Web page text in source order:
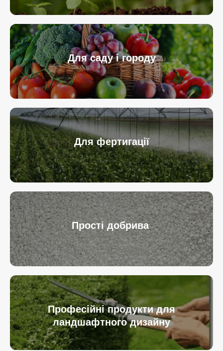
Для саду і городу
Для фертигації
Прості добрива
Професійні продукти для
ландшафтного дизайну